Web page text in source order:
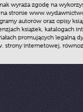
wyraża zgodę na
stronie
autorów oraz opisy
książek, katalogach
promujących legalną
strony internetowej,